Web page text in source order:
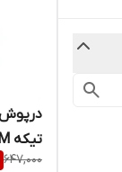
تیکه HTM
647,000